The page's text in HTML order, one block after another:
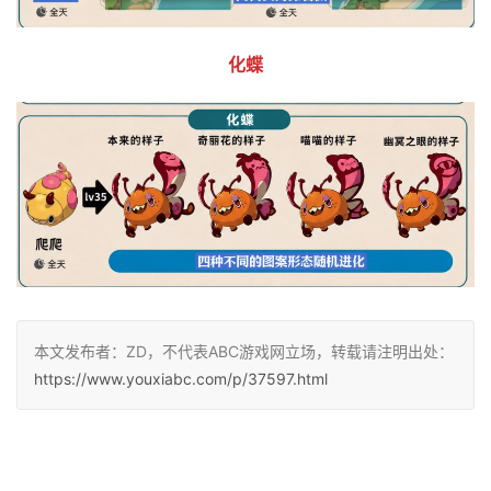
化蝶
本文发布者：ZD，不代表ABC游戏网立场，转载请注明出处：
https://www.youxiabc.com/p/37597.html